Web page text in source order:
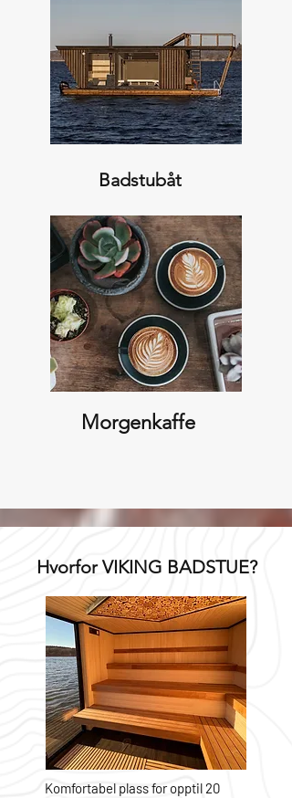
Badstubåt
Morgenkaffe
Hvorfor VIKING BADSTUE?
Komfortabel plass for opptil 20